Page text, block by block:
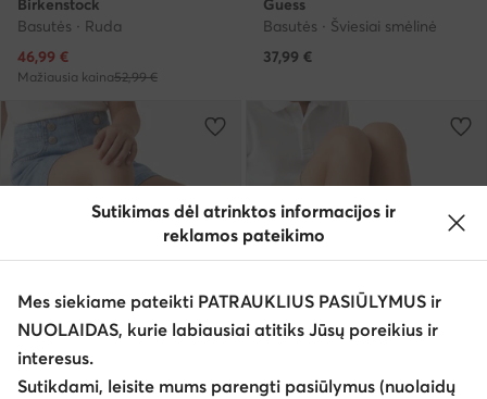
Birkenstock
Basutės · Ruda
Dabartinė kaina
46,99 €
Mažiausia kaina52,99 €
Guess
Basutės · Šviesiai smėlinė
37,99 €
weCare
Sutikimas dėl atrinktos informacijos ir
reklamos pateikimo
Mes siekiame pateikti PATRAUKLIUS PASIŪLYMUS ir
NUOLAIDAS, kurie labiausiai atitiks Jūsų poreikius ir
interesus.
Sutikdami, leisite mums parengti pasiūlymus (nuolaidų